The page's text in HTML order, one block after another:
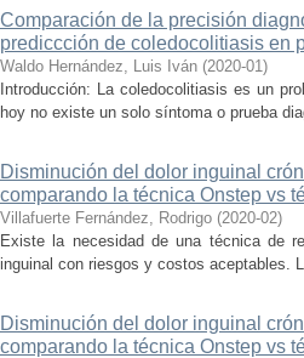
Comparación de la precisión
prediccción de coledocolitiasis en
Waldo Hernández, Luis Iván (2020-01)
Introducción: La coledocolitiasis es un
hoy no existe un solo síntoma o prueba
Disminución del dolor inguinal
comparando la técnica Onstep vs
Villafuerte Fernández, Rodrigo (2020-02)
Existe la necesidad de una técnica de
inguinal con riesgos y costos aceptables.
Disminución del dolor inguinal
comparando la técnica Onstep vs